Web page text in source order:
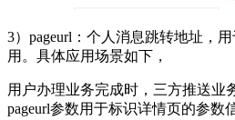
3）pageurl：个人消息跳转地址，
用。具体应用场景如下，
用户办理业务完成时，三方推送业
pageurl参数用于标识详情页的参数